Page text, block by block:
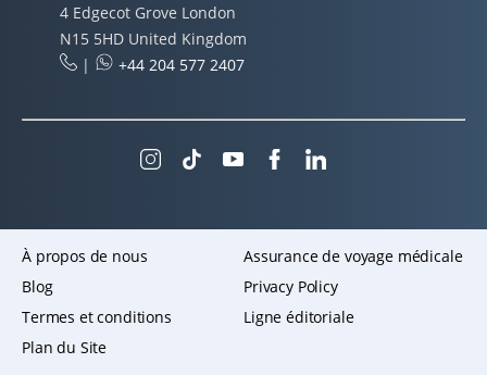
4 Edgecot Grove London
N15 5HD United Kingdom
|
+44 204 577 2407
À propos de nous
Assurance de voyage médicale
Blog
Privacy Policy
Termes et conditions
Ligne éditoriale
Plan du Site